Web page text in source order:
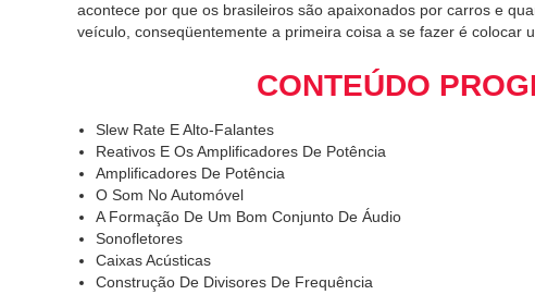
acontece por que os brasileiros são apaixonados por carros e
veículo, conseqüentemente a primeira coisa a se fazer é colocar
CONTEÚDO
Slew Rate E Alto-Falantes
Reativos E Os Amplificadores De Potência
Amplificadores De Potência
O Som No Automóvel
A Formação De Um Bom Conjunto De Áudio
Sonofletores
Caixas Acústicas
Construção De Divisores De Frequência